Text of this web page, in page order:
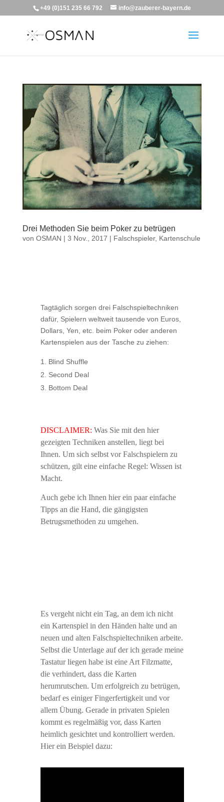
+49 (0)151 235 66 792 info@zauberer-bayern.de
Drei Methoden Sie beim Poker zu betrügen
von OSMAN | 3 Nov., 2017 | Falschspieler, Kartenschule
Tagtäglich sorgen drei Falschspieltechniken
dafür, Spielern weltweit tausende von Euros,
Dollars, Yen, etc. beim Poker oder anderen
Kartenspielen aus der Tasche zu ziehen:
Blind Shuffle
Second Deal
Bottom Deal
DISCLAIMER: Was Sie mit den hier
gezeigten Techniken anstellen, liegt bei
Ihnen. Um sich selbst vor Falschspielern zu
schützen, gilt eine einfache Regel: Wissen ist
Macht.
Auch gebe ich Ihnen hier ein paar einfache
Tipps an die Hand, die gängigsten
Betrugsmethoden zu umgehen.
Es vergeht nicht ein Tag, an dem ich nicht
ein Kartenspiel in den Händen halte und an
neuen und alten Falschspieltechniken arbeite.
Selbst die Unterlage auf der ich gerade meine
Tastatur liegen habe ist eine Art Filzmatte,
die verhindert, dass die Karten
herumrutschen. Um erfolgreich zu betrügen,
bedarf es einiger Fingerfertigkeit und vor
allem Übung. Gerade in privaten Spielen
kommt es regelmäßig vor, dass Karten
heimlich gesichtet und kontrolliert werden.
Hier ein Beispiel dazu: